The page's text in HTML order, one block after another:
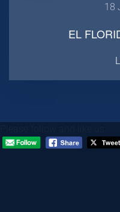
18
EL